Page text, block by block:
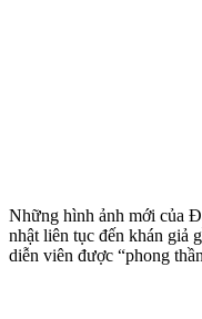
Những hình ảnh mới của
nhật liên tục đến khán giả
diễn viên được “phong